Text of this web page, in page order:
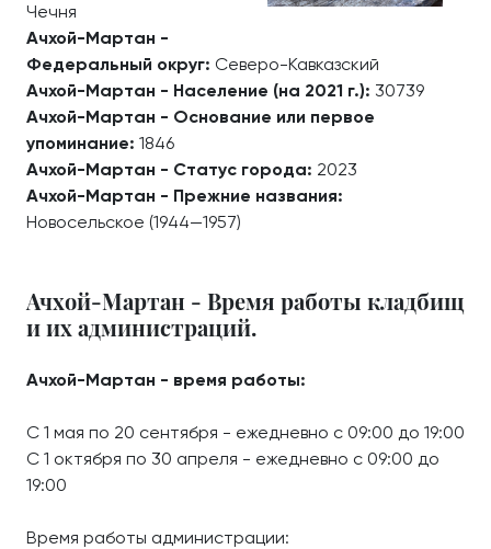
Чечня
Ачхой-Мартан -
Федеральный округ: Северо-Кавказский
Ачхой-Мартан - Население (на 2021 г.): 30739
Ачхой-Мартан - Основание или первое
упоминание: 1846
Ачхой-Мартан - Статус города: 2023
Ачхой-Мартан - Прежние названия:
Новосельское (1944—1957)
Ачхой-Мартан - Время работы кладбищ
и их администраций.
Ачхой-Мартан - время работы:
С 1 мая по 20 сентября - ежедневно с 09:00 до 19:00
С 1 октября по 30 апреля - ежедневно с 09:00 до
19:00
Время работы администрации: